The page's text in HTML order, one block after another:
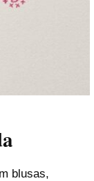
blusas,